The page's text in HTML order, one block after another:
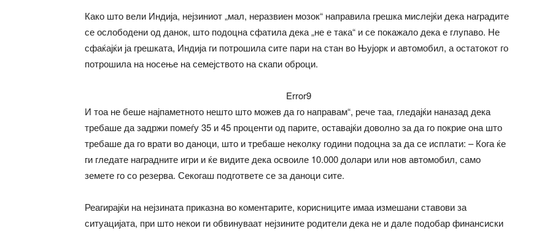
Како што вели Индија, нејзиниот „мал, неразвиен мозок“ направила грешка мислејќи дека наградите
се ослободени од данок, што подоцна сфатила дека „не е така“ и се покажало дека е глупаво. Не
сфаќајќи ја грешката, Индија ги потрошила сите пари на стан во Њујорк и автомобил, а остатокот го
потрошила на носење на семејството на скапи оброци.
Error9
И тоа не беше најпаметното нешто што можев да го направам“, рече таа, гледајќи наназад дека
требаше да задржи помеѓу 35 и 45 проценти од парите, оставајќи доволно за да го покрие она што
требаше да го врати во даноци, што и требаше неколку години подоцна за да се исплати: – Кога ќе
ги гледате наградните игри и ќе видите дека освоиле 10.000 долари или нов автомобил, само
земете го со резерва. Секогаш подгответе се за даноци сите.
Реагирајќи на нејзината приказна во коментарите, корисниците имаа измешани ставови за
ситуацијата, при што некои ги обвинуваат нејзините родители дека не и дале подобар финансиски